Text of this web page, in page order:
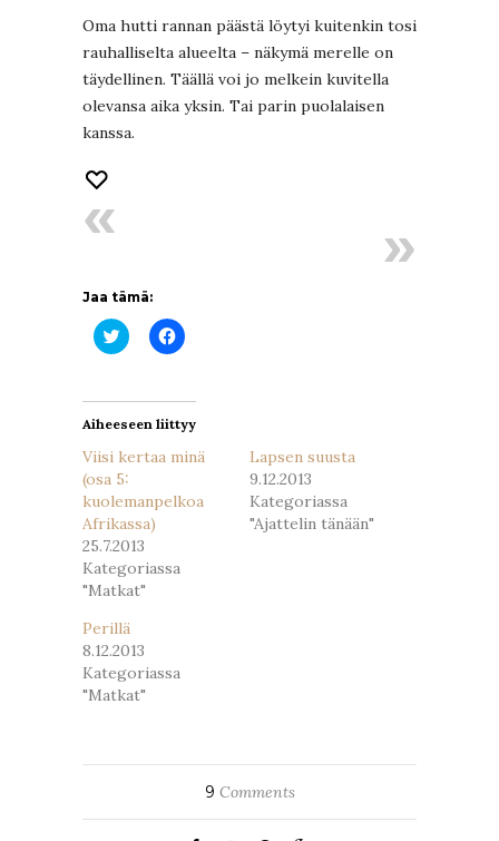
Oma hutti rannan päästä löytyi kuitenkin tosi
rauhalliselta alueelta – näkymä merelle on
täydellinen. Täällä voi jo melkein kuvitella
olevansa aika yksin. Tai parin puolalaisen
kanssa.
Jaa tämä:
Jaa
Twitterissä(Avautuu
Jaa
Facebookissa(Avautuu
Aiheeseen liittyy
Viisi kertaa minä
(osa 5:
kuolemanpelkoa
Afrikassa)
25.7.2013
Kategoriassa
"Matkat"
Lapsen suusta
9.12.2013
Kategoriassa
"Ajattelin tänään"
Perillä
8.12.2013
Kategoriassa
"Matkat"
9 Comments